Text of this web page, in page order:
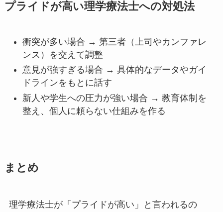
プライドが高い理学療法士への対処法
衝突が多い場合 → 第三者（上司やカンファレ
ンス）を交えて調整
意見が強すぎる場合 → 具体的なデータやガイ
ドラインをもとに話す
新人や学生への圧力が強い場合 → 教育体制を
整え、個人に頼らない仕組みを作る
まとめ
理学療法士が「プライドが高い」と言われるの